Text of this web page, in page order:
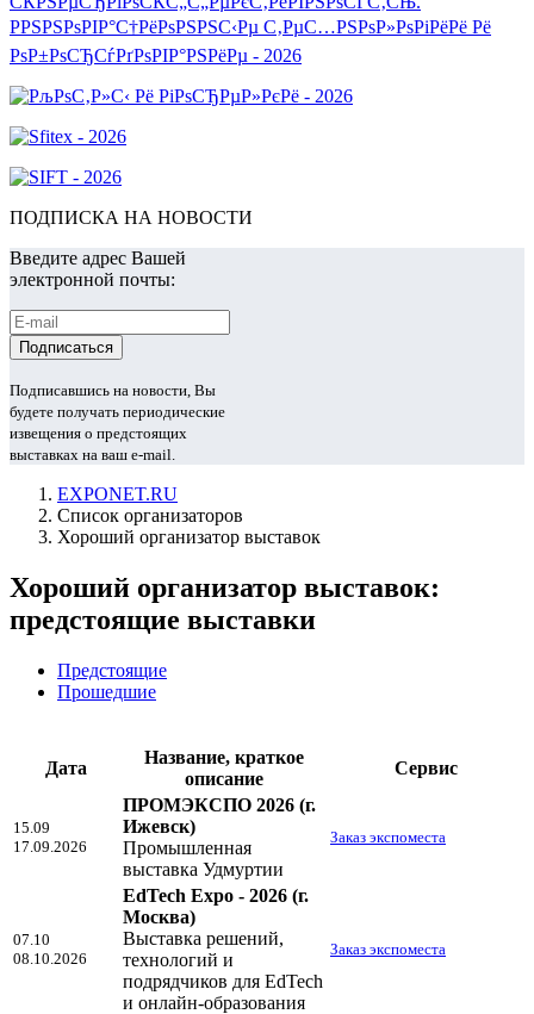
ПОДПИСКА НА НОВОСТИ
Введите адрес Вашей
электронной почты:
Подписавшись на новости, Вы
будете получать периодические
извещения о предстоящих
выставках на ваш e-mail.
EXPONET.RU
Список организаторов
Хороший организатор выставок
Хороший организатор выставок:
предстоящие выставки
Предстоящие
Прошедшие
Дата
Название, краткое
описание
Сервис
15.09
17.09.2026
ПРОМЭКСПО 2026 (г.
Ижевск)
Промышленная
выставка Удмуртии
Заказ экспоместа
07.10
08.10.2026
EdTech Expo - 2026 (г.
Москва)
Выставка решений,
технологий и
подрядчиков для EdTech
и онлайн-образования
Заказ экспоместа